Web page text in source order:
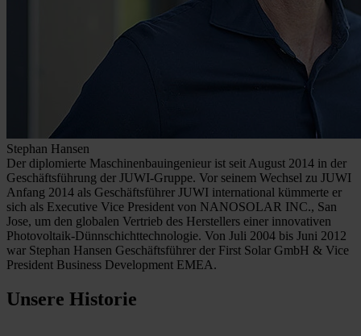
Stephan Hansen
Der diplomierte Maschinenbauingenieur ist seit August 2014 in der
Geschäftsführung der JUWI-Gruppe. Vor seinem Wechsel zu JUWI
Anfang 2014 als Geschäftsführer JUWI international kümmerte er
sich als Executive Vice President von NANOSOLAR INC., San
Jose, um den globalen Vertrieb des Herstellers einer innovativen
Photovoltaik-Dünnschichttechnologie. Von Juli 2004 bis Juni 2012
war Stephan Hansen Geschäftsführer der First Solar GmbH & Vice
President Business Development EMEA.
Unsere Historie